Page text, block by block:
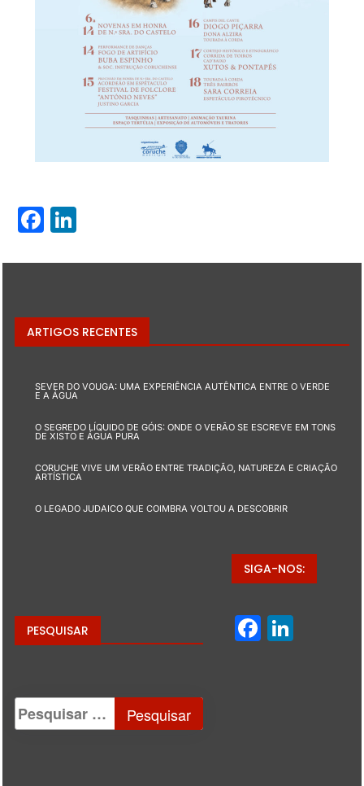
Facebook
ARTIGOS RECENTES
SEVER DO VOUGA: UMA EXPERIÊNCIA AUTÊNTICA ENTRE O VERDE
E A ÁGUA
O SEGREDO LÍQUIDO DE GÓIS: ONDE O VERÃO SE ESCREVE EM TONS
DE XISTO E ÁGUA PURA
CORUCHE VIVE UM VERÃO ENTRE TRADIÇÃO, NATUREZA E CRIAÇÃO
ARTÍSTICA
O LEGADO JUDAICO QUE COIMBRA VOLTOU A DESCOBRIR
PESQUISAR
SIGA-NOS: